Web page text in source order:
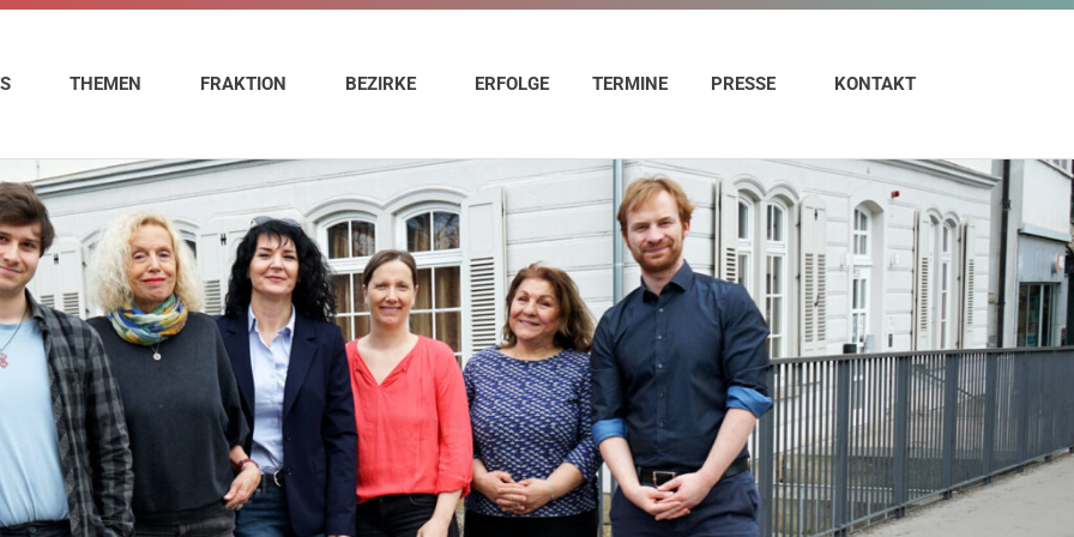
THEMEN FRAKTION BEZIRKE ERFOLGE TERMINE PRESSE KONTAKT